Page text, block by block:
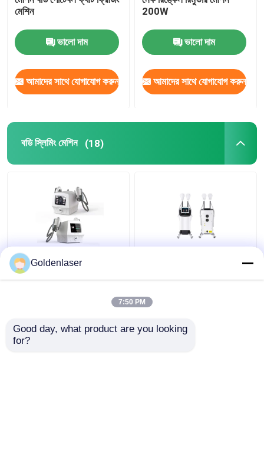
মেশিন
ভালো দাম
আমাদের সাথে যোগাযোগ করুন
200W
ভালো দাম
আমাদের সাথে যোগাযোগ করুন
বডি স্লিমিং মেশিন (18)
ওজন কমানোর জন্য 60Hz
ইএমএস ম্যাসাজার 3 ইন 1
Goldenlaser
7:50 PM
Good day, what product are you looking
for?